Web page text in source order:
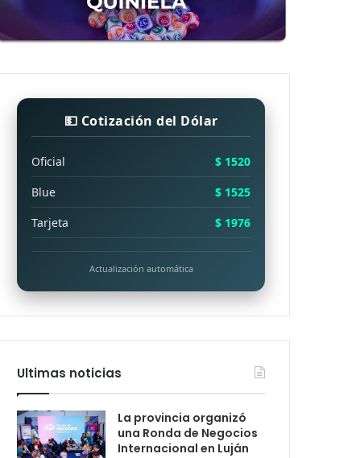
💵 Cotización del Dólar
Oficial
$ 1520
Blue
$ 1525
Tarjeta
$ 1976
Actualización automática
Ultimas noticias
La provincia organizó
una Ronda de Negocios
Internacional en Luján